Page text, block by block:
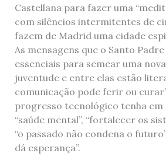
Castellana para fazer uma
com silêncios intermitentes de
fazem de Madrid uma cidade
As mensagens que o Santo
essenciais para semear uma
juventude e entre elas estão
comunicação pode ferir ou
progresso tecnológico tenha em
“saúde mental”, “fortalecer os
“o passado não condena o
dá esperança”.